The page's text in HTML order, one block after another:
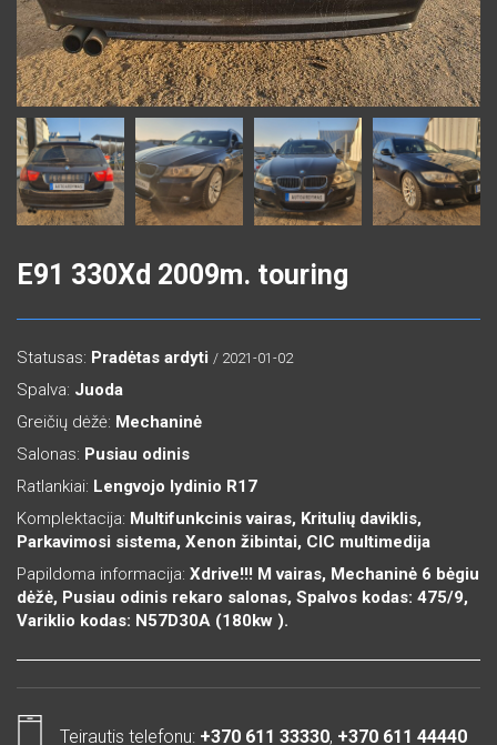
E91 330Xd 2009m. touring
Statusas: Pradėtas ardyti / 2021-01-02
Spalva: Juoda
Greičių dėžė: Mechaninė
Salonas: Pusiau odinis
Ratlankiai: Lengvojo lydinio R17
Komplektacija: Multifunkcinis vairas, Kritulių daviklis,
Parkavimosi sistema, Xenon žibintai, CIC multimedija
Papildoma informacija: Xdrive!!! M vairas, Mechaninė 6 bėgiu
dėžė, Pusiau odinis rekaro salonas, Spalvos kodas: 475/9,
Variklio kodas: N57D30A (180kw ).
Teirautis telefonu: +370 611 33330, +370 611 44440